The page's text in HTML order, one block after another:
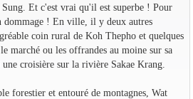
Et c'est vrai qu'il est superbe ! Pour
dommage ! En ville, il y deux autres
coin rural de Koh Thepho et quelques
marché ou les offrandes au moine sur sa
une croisière sur la rivière Sakae Krang.
forestier et entouré de montagnes, Wat